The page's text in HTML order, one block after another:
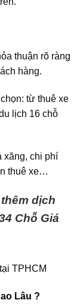
thuận rõ ràng
hàng.
từ thuê xe
lịch 16 chỗ
xăng, chi phí
thuê xe…
dịch
Chỗ Giá
Lâu ?